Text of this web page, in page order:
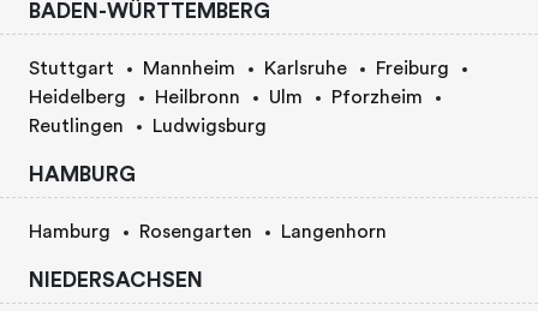
BADEN-WÜRTTEMBERG
Stuttgart Mannheim Karlsruhe
Freiburg
Heidelberg
Heilbronn Ulm
Pforzheim
Reutlingen
Ludwigsburg
HAMBURG
Hamburg Rosengarten Langenhorn
NIEDERSACHSEN